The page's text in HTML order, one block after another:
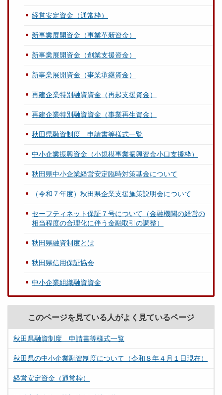
経営安定資金（通常枠）
新事業展開資金（事業革新資金）
新事業展開資金（創業支援資金）
新事業展開資金（事業承継資金）
再建企業特別融資資金（再起支援資金）
再建企業特別融資資金（事業再生資金）
秋田県融資制度 申請書等様式一覧
中小企業振興資金（小規模事業振興資金小口支援枠）
秋田県中小企業経営安定臨時対策基金について
（令和７年度）秋田県企業支援施策説明会について
セーフティネット保証７号について（金融機関の経営の
相当程度の合理化に伴う金融取引の調整）
秋田県融資制度とは
秋田県信用保証協会
中小企業組織融資資金
このページを見ている人がよく見ているページ
秋田県融資制度 申請書等様式一覧
秋田県の中小企業融資制度について（令和８年４月１日現在）
経営安定資金（通常枠）